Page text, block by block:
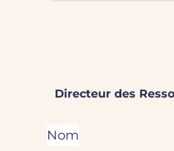
Directeur des
Nom